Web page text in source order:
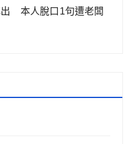
出 本人脫口1句遭老闆